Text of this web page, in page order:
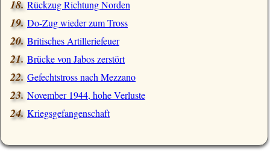
Rückzug Richtung Norden
Do-Zug wieder zum Tross
Britisches Artilleriefeuer
Brücke von Jabos zerstört
Gefechtstross nach Mezzano
November 1944, hohe Verluste
Kriegsgefangenschaft